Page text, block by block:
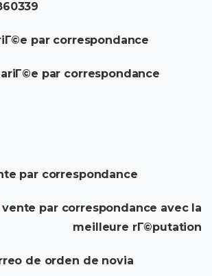
par correspondance
par correspondance
par correspondance
par correspondance avec la
meilleure rГ©putation
de orden de novia